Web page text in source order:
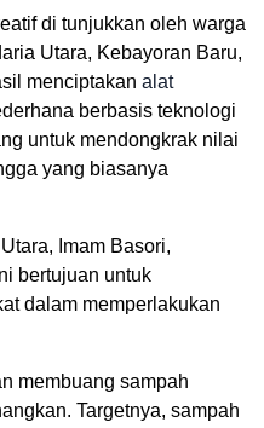
di tunjukkan oleh warga
Utara, Kebayoran Baru,
menciptakan alat
berbasis teknologi
untuk mendongkrak nilai
yang biasanya
Imam Basori,
bertujuan untuk
dalam memperlakukan
membuang sampah
Targetnya, sampah